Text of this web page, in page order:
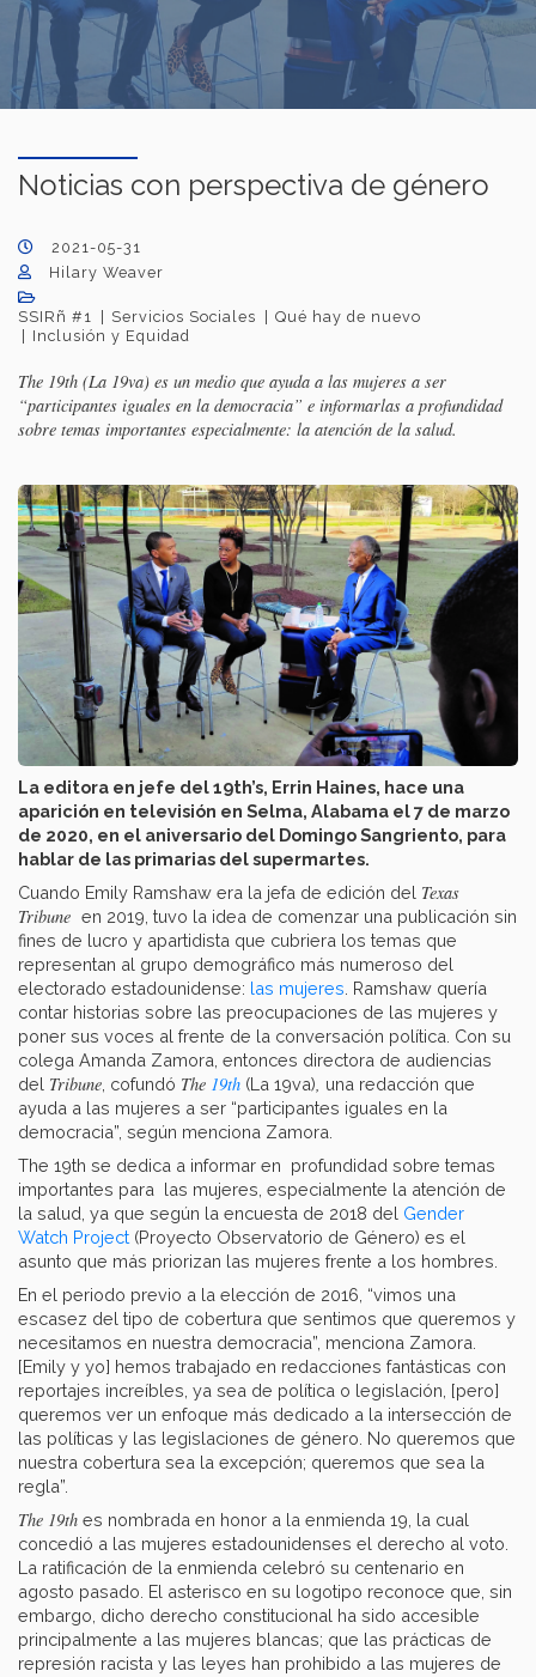
Noticias con perspectiva de género
2021-05-31
Hilary Weaver
SSIRñ #1 Servicios Sociales
Qué hay de nuevo
Inclusión y Equidad
The 19th (La 19va) es un medio que ayuda a las mujeres a ser
“participantes iguales en la democracia” e informarlas a profundidad
sobre temas importantes especialmente: la atención de la salud.
La editora en jefe del 19th’s, Errin Haines, hace una
aparición en televisión en Selma, Alabama el 7 de marzo
de 2020, en el aniversario del Domingo Sangriento, para
hablar de las primarias del supermartes.
Cuando Emily Ramshaw era la jefa de edición del Texas
Tribune en 2019, tuvo la idea de comenzar una publicación sin
fines de lucro y apartidista que cubriera los temas que
representan al grupo demográfico más numeroso del
electorado estadounidense: las mujeres. Ramshaw quería
contar historias sobre las preocupaciones de las mujeres y
poner sus voces al frente de la conversación política. Con su
colega Amanda Zamora, entonces directora de audiencias
del Tribune, cofundó The 19th (La 19va), una redacción que
ayuda a las mujeres a ser “participantes iguales en la
democracia”, según menciona Zamora.
The 19th se dedica a informar en profundidad sobre temas
importantes para las mujeres, especialmente la atención de
la salud, ya que según la encuesta de 2018 del Gender
Watch Project (Proyecto Observatorio de Género) es el
asunto que más priorizan las mujeres frente a los hombres.
En el periodo previo a la elección de 2016, “vimos una
escasez del tipo de cobertura que sentimos que queremos y
necesitamos en nuestra democracia”, menciona Zamora.
[Emily y yo] hemos trabajado en redacciones fantásticas con
reportajes increíbles, ya sea de política o legislación, [pero]
queremos ver un enfoque más dedicado a la intersección de
las políticas y las legislaciones de género. No queremos que
nuestra cobertura sea la excepción; queremos que sea la
regla”.
The 19th es nombrada en honor a la enmienda 19, la cual
concedió a las mujeres estadounidenses el derecho al voto.
La ratificación de la enmienda celebró su centenario en
agosto pasado. El asterisco en su logotipo reconoce que, sin
embargo, dicho derecho constitucional ha sido accesible
principalmente a las mujeres blancas; que las prácticas de
represión racista y las leyes han prohibido a las mujeres de